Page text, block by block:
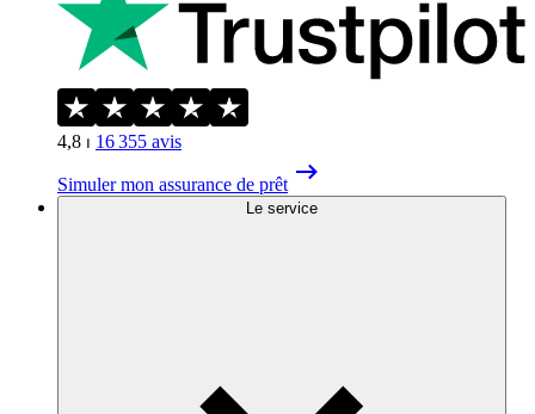
4,8 ⏐ 16 355 avis
Simuler mon assurance de prêt
Le service